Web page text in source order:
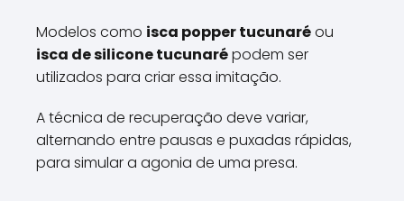
Modelos como isca popper tucunaréou
isca de silicone tucunarépodem ser
utilizados para criar essa imitação.
A técnica de recuperação deve variar,
alternando entre pausas e puxadas rápidas,
para simular a agonia de uma presa.